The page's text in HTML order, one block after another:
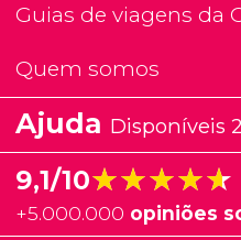
Guias de viagens da
Quem somos
Ajuda Disponíveis
9,1/10★★★★★
★★★★★
+5.000.000 opiniões